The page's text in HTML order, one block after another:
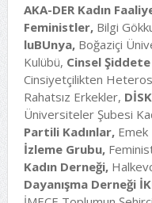
AKA-DER Kadın
Feministler,Bilgi
luBUnya,Boğaziçi
Kulübü, Cinsel
Cinsiyetçilikten
Rahatsız Erkekler,
Üniversiteler Şubesi
Partili Kadınlar,Emek
İzleme Grubu,
Kadın Derneği,
Dayanışma Derneği